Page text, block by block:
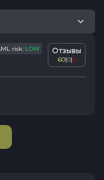
risk: LOW Отзывы
60|0|0